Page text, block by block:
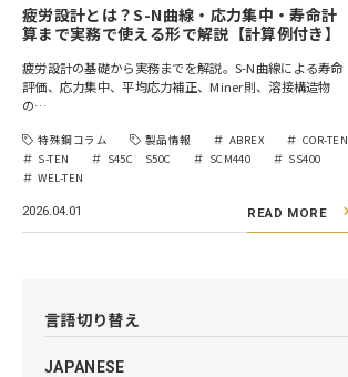
疲労設計とは？S-N曲線・応力集中・寿命計
算まで実務で使える形で解説【計算例付き】
疲労設計の基礎から実務までを解説。S-N曲線による寿命
評価、応力集中、平均応力補正、Miner則、溶接構造物
の…
特殊鋼コラム 製品情報 ABREX
COR-TEN
S-TEN
S45C S50C SCM440
SS400
WEL-TEN
2026.04.01 READ MORE
言語切り替え
JAPANESE